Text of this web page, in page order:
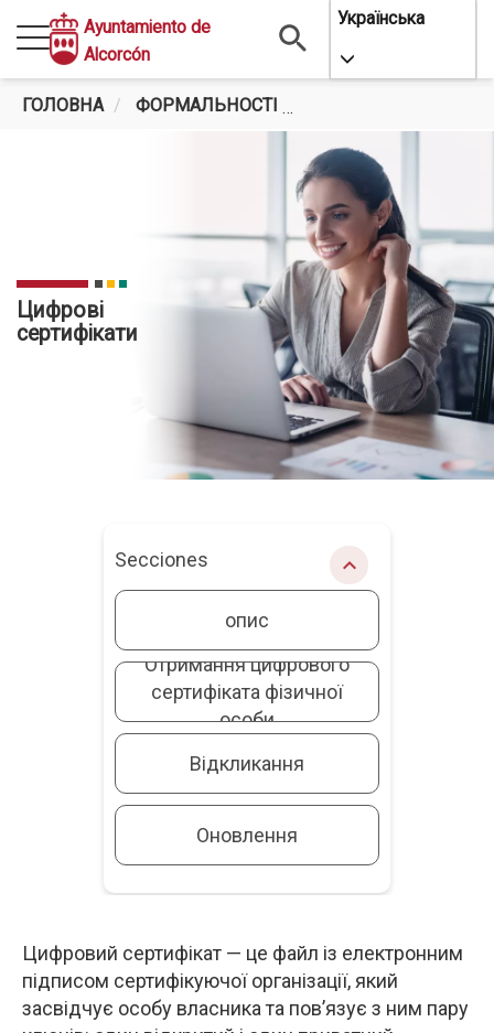
Перейти
до
основного
вмісту
Ayuntamiento de
Alcorcón
Українська
Toggle
ГОЛОВНА ФОРМАЛЬНОСТІ
Цифрові
сертифікати
Secciones chevron_right
опис
Отримання цифрового
сертифіката фізичної
особи
Відкликання
Оновлення
Цифровий сертифікат — це файл із електронним
підписом сертифікуючої організації, який
засвідчує особу власника та пов’язує з ним пару